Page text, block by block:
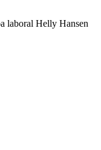
laboral Helly Hansen